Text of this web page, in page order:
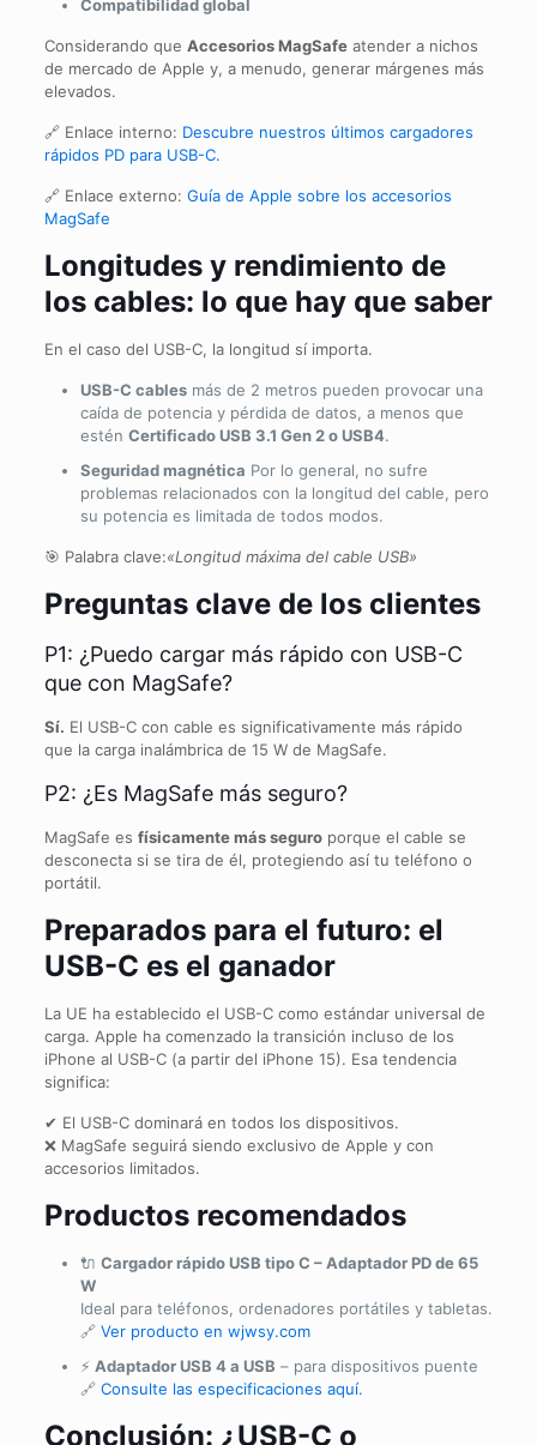
Compatibilidad global
Considerando que Accesorios MagSafeatender a nichos
de mercado de Apple y, a menudo, generar márgenes más
elevados.
🔗 Enlace interno: Descubre nuestros últimos cargadores
rápidos PD para USB-C.
🔗 Enlace externo: Guía de Apple sobre los accesorios
MagSafe
Longitudes y rendimiento de
los cables: lo que hay que saber
En el caso del USB-C, la longitud sí importa.
USB-C cablesmás de 2 metros pueden provocar una
caída de potencia y pérdida de datos, a menos que
estén Certificado USB 3.1 Gen 2 o USB4.
Seguridad magnética Por lo general, no sufre
problemas relacionados con la longitud del cable, pero
su potencia es limitada de todos modos.
🎯 Palabra clave:«Longitud máxima del cable USB»
Preguntas clave de los clientes
P1: ¿Puedo cargar más rápido con USB-C
que con MagSafe?
Sí. El USB-C con cable es significativamente más rápido
que la carga inalámbrica de 15 W de MagSafe.
P2: ¿Es MagSafe más seguro?
MagSafe es físicamente más seguroporque el cable se
desconecta si se tira de él, protegiendo así tu teléfono o
portátil.
Preparados para el futuro: el
USB-C es el ganador
La UE ha establecido el USB-C como estándar universal de
carga. Apple ha comenzado la transición incluso de los
iPhone al USB-C (a partir del iPhone 15). Esa tendencia
significa:
✔ El USB-C dominará en todos los dispositivos.
❌ MagSafe seguirá siendo exclusivo de Apple y con
accesorios limitados.
Productos recomendados
🔌 Cargador rápido USB tipo C – Adaptador PD de 65
W
Ideal para teléfonos, ordenadores portátiles y tabletas.
🔗 Ver producto en wjwsy.com
⚡ Adaptador USB 4 a USB – para dispositivos puente
🔗 Consulte las especificaciones aquí.
Conclusión: ¿USB-C o